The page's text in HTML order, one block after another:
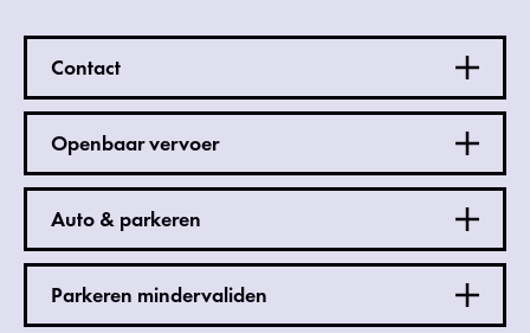
Contact
Openbaar vervoer
Auto & parkeren
Parkeren mindervaliden